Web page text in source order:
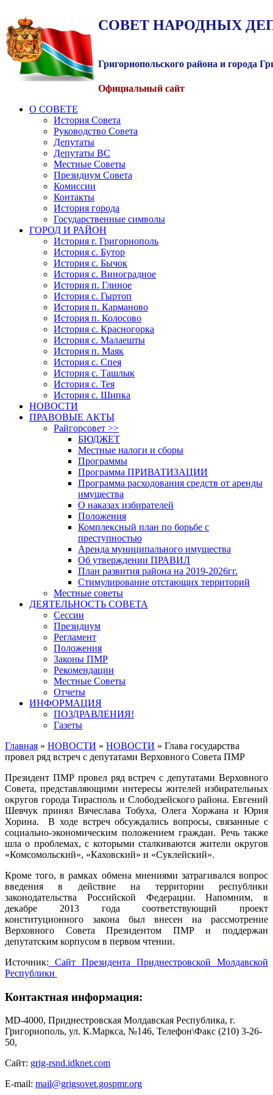
СОВЕТ НАРОДНЫХ
Григориопольского района и города
Официальный сайт
О СОВЕТЕ
История Совета
Руководство Совета
Депутаты
Депутаты ВС
Местные Советы
Президиум Совета
Комиссии
Контакты
История города
Государственные символы
ГОРОД И РАЙОН
История г. Григориополь
История с. Бутор
История с. Бычок
История с. Виноградное
История п. Глиное
История с. Гыртоп
История п. Карманово
История п. Колосово
История с. Красногорка
История с. Малаешты
История п. Маяк
История с. Спея
История с. Ташлык
История с. Тея
История с. Шипка
НОВОСТИ
ПРАВОВЫЕ АКТЫ
Райгорсовет >>
БЮДЖЕТ
Местные налоги и сборы
Программы
Программа ПРИВАТИЗАЦИИ
Программа расходования средств от аренды
имущества
О наказах избирателей
Положения
Комплексный план по борьбе с
преступностью
Аренда муниципального имущества
Об утверждении ПРАВИЛ
План развития района на 2019-2026гг.
Стимулирование отстающих территорий
Местные советы
ДЕЯТЕЛЬНОСТЬ СОВЕТА
Сессии
Президиум
Регламент
Положения
Законы ПМР
Рекомендации
Местные Советы
Отчеты
ИНФОРМАЦИЯ
ПОЗДРАВЛЕНИЯ!
Газеты
Главная » НОВОСТИ » НОВОСТИ » Глава государства
провел ряд встреч с депутатами Верховного Совета ПМР
Президент ПМР провел ряд встреч с депутатами Верховного
Совета, представляющими интересы жителей избирательных
округов города Тирасполь и Слободзейского района. Евгений
Шевчук принял Вячеслава Тобуха, Олега Хоржана и Юрия
Хорина. В ходе встреч обсуждались вопросы, связанные с
социально-экономическим положением граждан. Речь также
шла о проблемах, с которыми сталкиваются жители округов
«Комсомольский», «Каховский» и «Суклейский».
Кроме того, в рамках обмена мнениями затрагивался вопрос
введения в действие на территории республики
законодательства Российской Федерации. Напомним, в
декабре 2013 года соответствующий проект
конституционного закона был внесен на рассмотрение
Верховного Совета Президентом ПМР и поддержан
депутатским корпусом в первом чтении.
Источник: Сайт Президента Приднестровской Молдавской
Республики
Контактная информация:
MD-4000, Приднестровская Молдавская Республика, г.
Григориополь, ул. К.Маркса, №146, Телефон\Факс (210) 3-26-
50,
Сайт: grig-rsnd.idknet.com
E-mail: mail@grigsovet.gospmr.org